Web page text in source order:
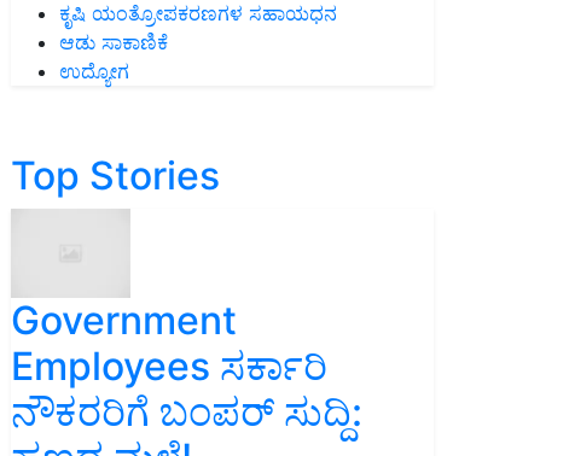
ಕೃಷಿ ಯಂತ್ರೋಪಕರಣಗಳ ಸಹಾಯಧನ
ಆಡು ಸಾಕಾಣಿಕೆ
ಉದ್ಯೋಗ
Top Stories
Government
Employees ಸರ್ಕಾರಿ
ನೌಕರರಿಗೆ ಬಂಪರ್‌ ಸುದ್ದಿ: